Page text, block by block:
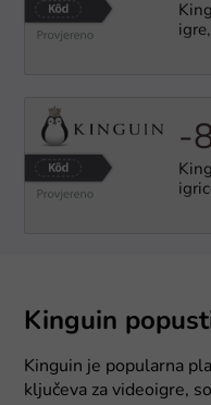
-
Kinguin
Kinguin je popularna
ključeva za videoigre,